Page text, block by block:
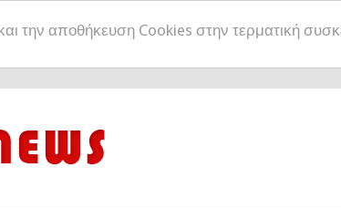
την αποθήκευση Cookies στην τερματική